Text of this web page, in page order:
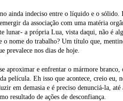
ainda indeciso entre o líquido e o sólido.
da associação com uma matéria
lunar- a própria Lua, vista daqui, não é
o nome do trabalho? Um título que,
prevalece nos dias de hoje.
aproximar e enfrentar o mármore branco,
película. Eh isso que acontece, creio eu,
em demasia e é preciso denunciá-la,
resultado de ações de desconfiança.